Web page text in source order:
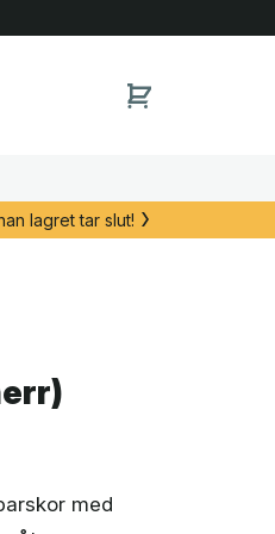
lagret tar slut!
med